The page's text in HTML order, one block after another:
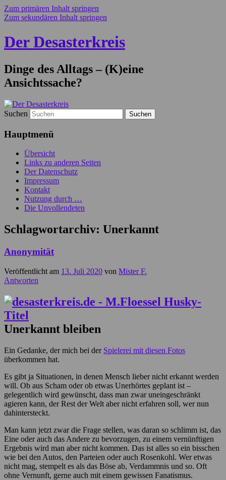
Zum primären Inhalt springen
Zum sekundären Inhalt springen
Der Desasterkreis
Dinge des Alltags – (K)eine
Ansichtssache?
Suchen
Hauptmenü
Übersicht
Links zu anderen Seiten
Der Datenschutz
Impressum
Kontakt
Nutzung durch …
Die Unvollendeten
Schlagwortarchiv: Unerkannt
Anonymität
Veröffentlicht am 13. Juli 2020 von Mister F.
Antworten
Unerkannt bleiben
Ein Gedanke, der mich bei der Spielerei mit diesen Fotos
überkommen hat.
Es gibt ja Situationen, in denen Mensch lieber nicht erkannt werden
will. Ob aus Scham oder ob etwas Unerhörtes geplant ist –
gelegentlich wird gewünscht, dass man zwar uneingeschränkt
agieren kann, der Rest der Welt aber nicht erfahren soll, wer nun
dahintersteckt.
Man kann jetzt zwar die Frage stellen, was daran so schlimm ist, das
Eine oder auch das Andere zu bevorzugen, zu einem vernünftigen
Ergebnis wird man aber nicht kommen. Das ist alles so ein bisschen
wie bei den Autos, den Parteien oder auch Rosenkohl. Wer etwas
nicht mag, stempelt es als das Böse ab, Verdammnis und so. Oft
ohne Vernunft, gerne auch mit einem gewissen Fanatismus.